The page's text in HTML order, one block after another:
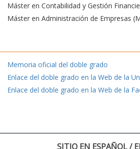
Máster en Contabilidad y Gestión
Máster en Administración de Empresas
Memoria oficial del doble grado
Enlace del doble grado en la Web de la
Enlace del doble grado en la Web de la
SITIO EN ESPAÑOL /